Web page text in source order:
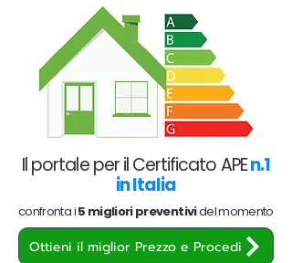
Il portale per il Certificato APEn.1
in Italia
confronta i5 migliori preventividel momento
Ottieni il miglior Prezzo e Procedi